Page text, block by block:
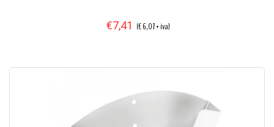
€7,41 (€ 6,07 + iva)